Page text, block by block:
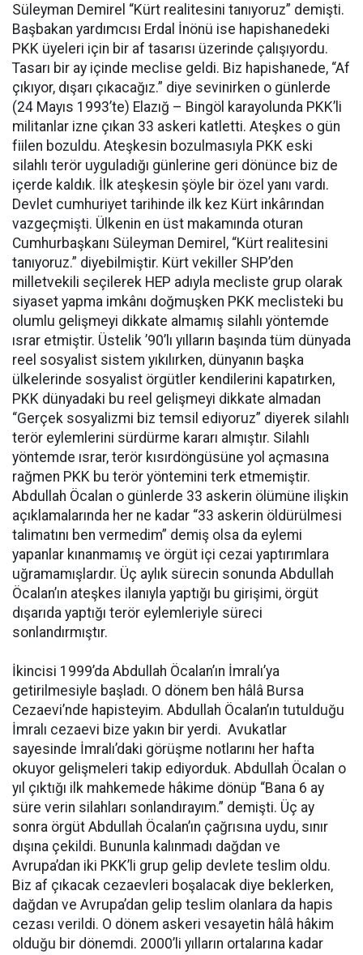
Süleyman Demirel “Kürt realitesini tanıyoruz” demişti.
Başbakan yardımcısı Erdal İnönü ise hapishanedeki
PKK üyeleri için bir af tasarısı üzerinde çalışıyordu.
Tasarı bir ay içinde meclise geldi. Biz hapishanede, “Af
çıkıyor, dışarı çıkacağız.” diye sevinirken o günlerde
(24 Mayıs 1993’te) Elazığ – Bingöl karayolunda PKK’li
militanlar izne çıkan 33 askeri katletti. Ateşkes o gün
fiilen bozuldu. Ateşkesin bozulmasıyla PKK eski
silahlı terör uyguladığı günlerine geri dönünce biz de
içerde kaldık. İlk ateşkesin şöyle bir özel yanı vardı.
Devlet cumhuriyet tarihinde ilk kez Kürt inkârından
vazgeçmişti. Ülkenin en üst makamında oturan
Cumhurbaşkanı Süleyman Demirel, “Kürt realitesini
tanıyoruz.” diyebilmiştir. Kürt vekiller SHP’den
milletvekili seçilerek HEP adıyla mecliste grup olarak
siyaset yapma imkânı doğmuşken PKK meclisteki bu
olumlu gelişmeyi dikkate almamış silahlı yöntemde
ısrar etmiştir. Üstelik ’90’lı yılların başında tüm dünyada
reel sosyalist sistem yıkılırken, dünyanın başka
ülkelerinde sosyalist örgütler kendilerini kapatırken,
PKK dünyadaki bu reel gelişmeyi dikkate almadan
“Gerçek sosyalizmi biz temsil ediyoruz” diyerek silahlı
terör eylemlerini sürdürme kararı almıştır. Silahlı
yöntemde ısrar, terör kısırdöngüsüne yol açmasına
rağmen PKK bu terör yöntemini terk etmemiştir.
Abdullah Öcalan o günlerde 33 askerin ölümüne ilişkin
açıklamalarında her ne kadar “33 askerin öldürülmesi
talimatını ben vermedim” demiş olsa da eylemi
yapanlar kınanmamış ve örgüt içi cezai yaptırımlara
uğramamışlardır. Üç aylık sürecin sonunda Abdullah
Öcalan’ın ateşkes ilanıyla yaptığı bu girişimi, örgüt
dışarıda yaptığı terör eylemleriyle süreci
sonlandırmıştır.
İkincisi 1999’da Abdullah Öcalan’ın İmralı’ya
getirilmesiyle başladı. O dönem ben hâlâ Bursa
Cezaevi’nde hapisteyim. Abdullah Öcalan’ın tutulduğu
İmralı cezaevi bize yakın bir yerdi. Avukatlar
sayesinde İmralı’daki görüşme notlarını her hafta
okuyor gelişmeleri takip ediyorduk. Abdullah Öcalan o
yıl çıktığı ilk mahkemede hâkime dönüp “Bana 6 ay
süre verin silahları sonlandırayım.” demişti. Üç ay
sonra örgüt Abdullah Öcalan’ın çağrısına uydu, sınır
dışına çekildi. Bununla kalınmadı dağdan ve
Avrupa’dan iki PKK’li grup gelip devlete teslim oldu.
Biz af çıkacak cezaevleri boşalacak diye beklerken,
dağdan ve Avrupa’dan gelip teslim olanlara da hapis
cezası verildi. O dönem askeri vesayetin hâlâ hâkim
olduğu bir dönemdi. 2000’li yılların ortalarına kadar